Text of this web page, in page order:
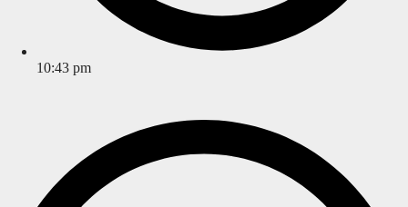
10:43 pm